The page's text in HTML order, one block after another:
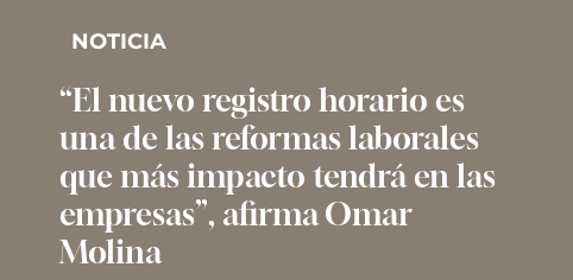
NOTICIA
“El nuevo registro horario es
una de las reformas laborales
que más impacto tendrá en las
empresas”, afirma Omar
Molina